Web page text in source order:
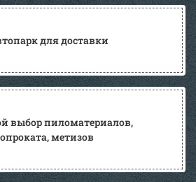
для доставки
выбор пиломатериалов,
метизов